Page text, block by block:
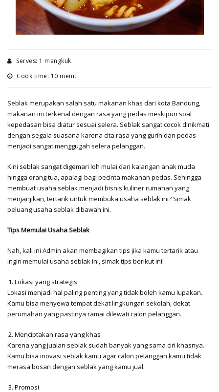
Serves: 1 mangkuk
Cook time: 10 menit
Seblak merupakan salah satu makanan khas dari kota Bandung,
makanan ini terkenal dengan rasa yang pedas meskipun soal
kepedasan bisa diatur sesuai selera. Seblak sangat cocok dinikmati
dengan segala suasana karena cita rasa yang gurih dan pedas
menjadi sangat menggugah selera pelanggan.
Kini seblak sangat digemari loh mulai dari kalangan anak muda
hingga orang tua, apalagi bagi pecinta makanan pedas. Sehingga
membuat usaha seblak menjadi bisnis kuliner rumahan yang
menjanjikan, tertarik untuk membuka usaha seblak ini? Simak
peluang usaha seblak dibawah ini.
Tips Memulai Usaha Seblak
Nah, kali ini Admin akan membagikan tips jika kamu tertarik atau
ingin memulai usaha seblak ini, simak tips berikut ini!
Lokasi yang strategis
Lokasi menjadi hal paling penting yang tidak boleh kamu lupakan.
Kamu bisa menyewa tempat dekat lingkungan sekolah, dekat
perumahan yang pastinya ramai dilewati calon pelanggan.
Menciptakan rasa yang khas
Karena yang jualan seblak sudah banyak yang sama ciri khasnya.
Kamu bisa inovasi seblak kamu agar calon pelanggan kamu tidak
merasa bosan dengan seblak yang kamu jual.
Promosi